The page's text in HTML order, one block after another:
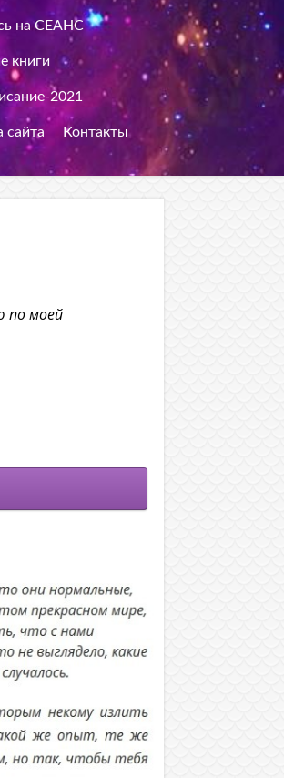
на СЕАНС
книги
2021
сайта
Контакты
по моей